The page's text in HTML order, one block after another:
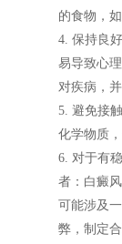
的食物，
4. 保持良
易导致心
对疾病，
5. 避免接
化学物质
6. 对于有
者：白癜
可能涉及
弊，制定